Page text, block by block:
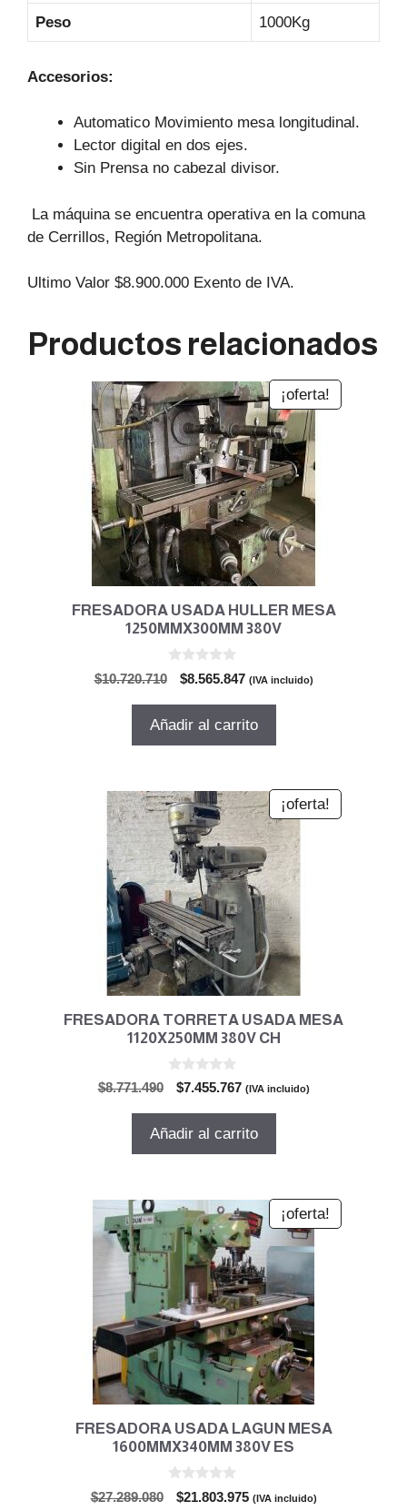
Peso 1000Kg
Accesorios:
Automatico Movimiento mesa longitudinal.
Lector digital en dos ejes.
Sin Prensa no cabezal divisor.
La máquina se encuentra operativa en la comuna
de Cerrillos, Región Metropolitana.
Ultimo Valor $8.900.000 Exento de IVA.
Productos relacionados
¡oferta!
FRESADORA USADA HULLER MESA
1250MMX300MM 380V
$10.720.710
El
original
$8.565.847El
actual
(IVA incluido)
Añadir al carrito
¡oferta!
FRESADORA TORRETA USADA MESA
1120X250MM 380V CH
$8.771.490
El
original
$7.455.767El
actual
(IVA incluido)
Añadir al carrito
¡oferta!
FRESADORA USADA LAGUN MESA
1600MMX340MM 380V ES
$27.289.080
El
$21.803.975El(IVA incluido)